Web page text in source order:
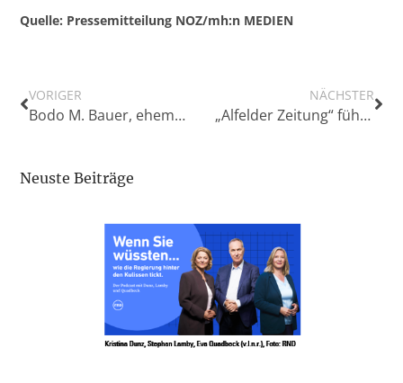
Quelle: Pressemitteilung NOZ/mh:n MEDIEN
VORIGER
Bodo M. Bauer, ehemaliger Leiter Geschäftskunden der „Nordwest-Zeitung“, verstorben
NÄCHSTER
„Alfelder Zeitung“ führt Leserbeirat ein
Neuste Beiträge